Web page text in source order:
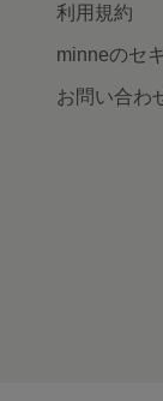
利用規約
minneのセ
お問い合わ